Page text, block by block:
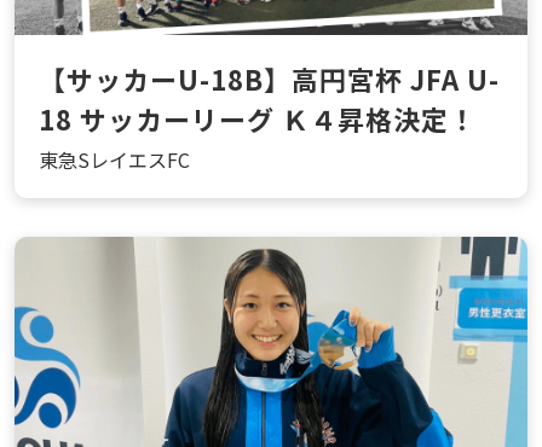
【サッカーU-18B】高円宮杯 JFA U-
18 サッカーリーグ Ｋ４昇格決定！
東急SレイエスFC